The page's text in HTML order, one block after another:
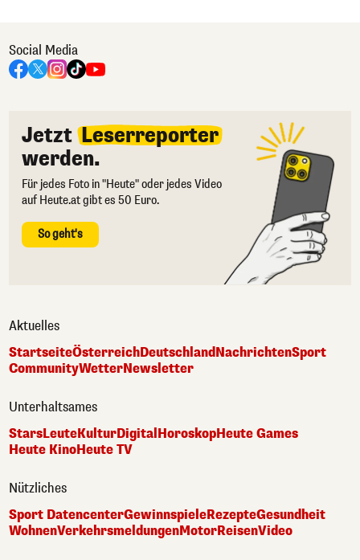
Social Media
Jetzt Leserreporter
werden.
Für jedes Foto in "Heute" oder jedes Video
auf Heute.at gibt es 50 Euro.
So geht's
Aktuelles
StartseiteÖsterreichDeutschlandNachrichtenSport
CommunityWetterNewsletter
Unterhaltsames
StarsLeuteKulturDigitalHoroskopHeute Games
Heute KinoHeute TV
Nützliches
Sport DatencenterGewinnspieleRezepteGesundheit
WohnenVerkehrsmeldungenMotorReisenVideo